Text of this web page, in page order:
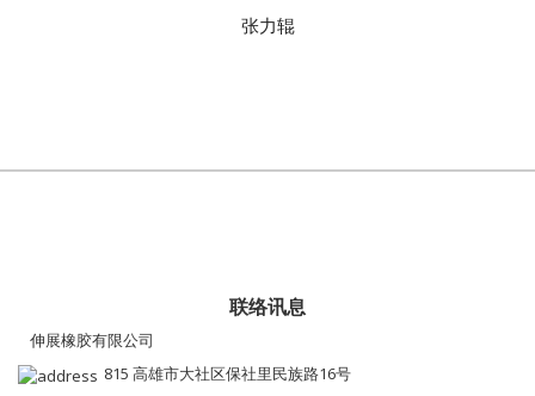
张力辊
联络讯息
伸展橡胶有限公司
815 高雄市大社区保社里民族路16号